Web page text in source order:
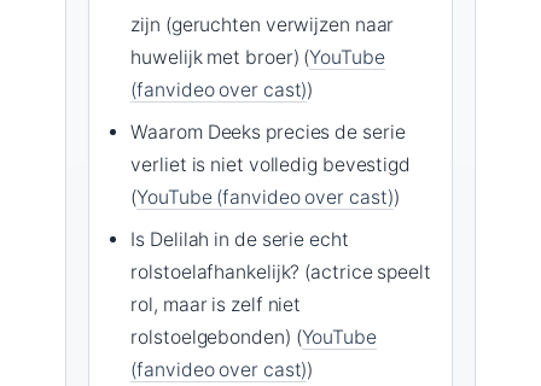
zijn (geruchten verwijzen naar
huwelijk met broer) (YouTube
(fanvideo over cast))
Waarom Deeks precies de serie
verliet is niet volledig bevestigd
(YouTube (fanvideo over cast))
Is Delilah in de serie echt
rolstoelafhankelijk? (actrice speelt
rol, maar is zelf niet
rolstoelgebonden) (YouTube
(fanvideo over cast))